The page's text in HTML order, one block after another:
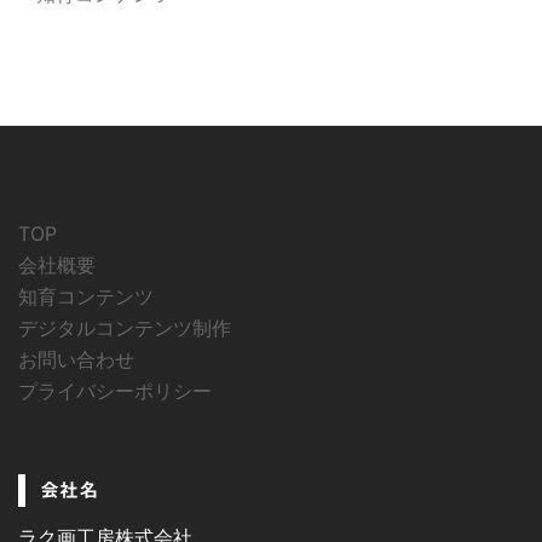
TOP
会社概要
知育コンテンツ
デジタルコンテンツ制作
お問い合わせ
プライバシーポリシー
会社名
ラク画工房株式会社